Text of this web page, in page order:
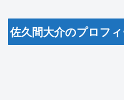
佐久間大介のプロフ